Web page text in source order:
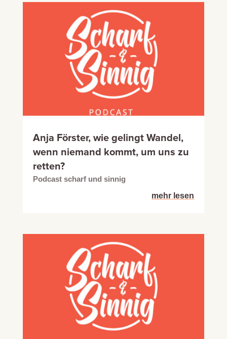
Anja Förster, wie gelingt Wandel,
wenn niemand kommt, um uns zu
retten?
Podcast scharf und sinnig
mehr lesen